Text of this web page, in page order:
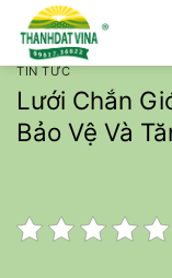
qua
nội
dung
TIN TỨC
Lưới Chắn
Bảo Vệ Và